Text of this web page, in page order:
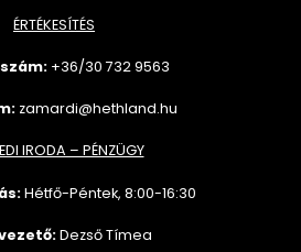
ÉRTÉKESÍTÉS
+36/30 7329563
zamardi@hethland.hu
IRODA – PÉNZÜGY
Hétfő-Péntek, 8:00-16:30
Dezső Tímea